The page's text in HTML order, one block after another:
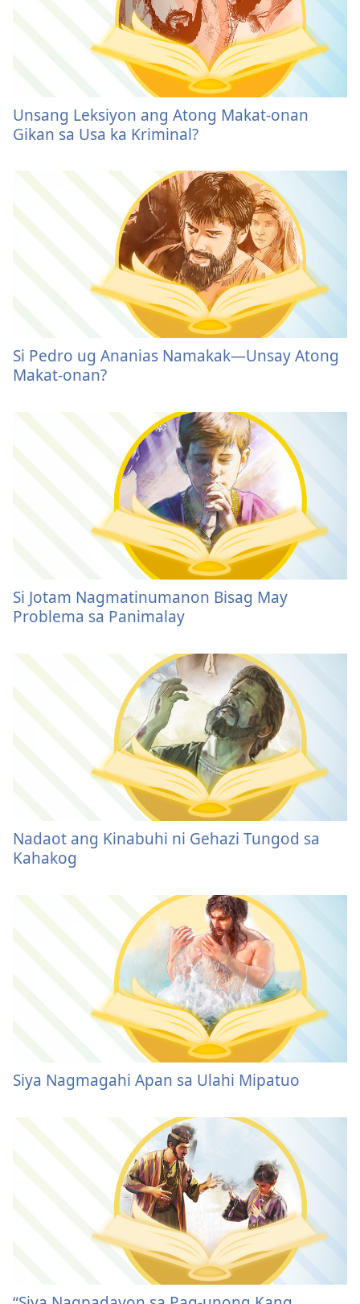
Unsang Leksiyon ang Atong Makat-onan
Gikan sa Usa ka Kriminal?
Si Pedro ug Ananias Namakak​—Unsay Atong
Makat-onan?
Si Jotam Nagmatinumanon Bisag May
Problema sa Panimalay
Nadaot ang Kinabuhi ni Gehazi Tungod sa
Kahakog
Siya Nagmagahi Apan sa Ulahi Mipatuo